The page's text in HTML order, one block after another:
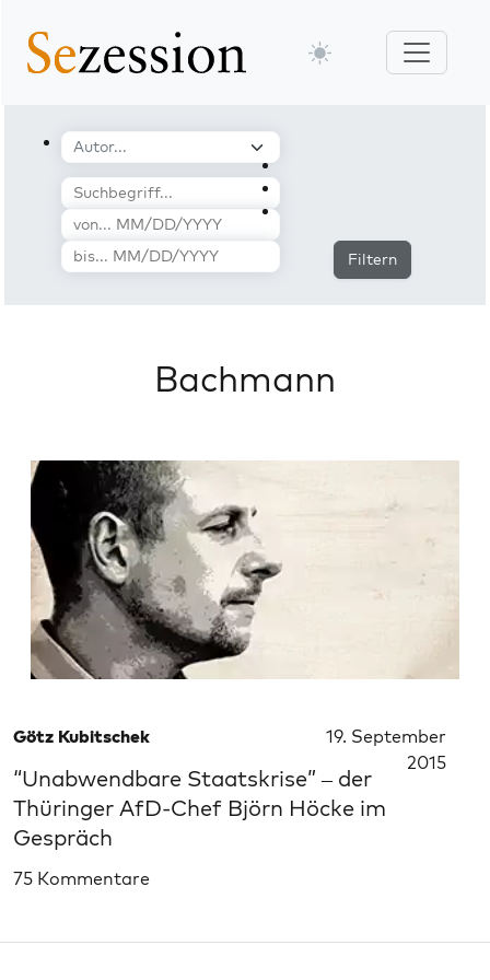
Filtern
Bachmann
Götz Kubitschek
19. September
2015
“Unabwendbare Staatskrise” – der
Thüringer AfD-Chef Björn Höcke im
Gespräch
75 Kommentare